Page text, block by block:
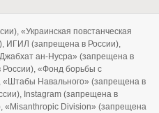
«Украинская повстанческая
ИГИЛ (запрещена в России),
ан-Нусра» (запрещена в
«Фонд борьбы с
«Штабы Навального» (запрещена в
Instagram (запрещена в
«Misanthropic Division» (запрещена